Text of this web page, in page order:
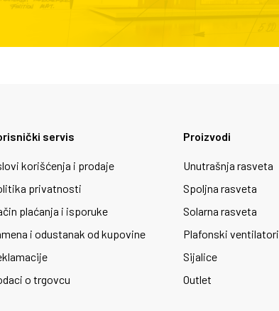
servis
korišćenja i prodaje
privatnosti
plaćanja i isporuke
i odustanak od kupovine
o trgovcu
Proizvodi
Unutrašnja rasveta
Spoljna rasveta
Solarna rasveta
Plafonski ventilatori
Sijalice
Outlet